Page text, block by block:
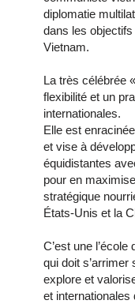
diplomatie
dans les
Vietnam.
La très célébrée
flexibilité et un
internationales.
Elle est
et vise à
équidistantes
pour en
stratégique
États-Unis et la
C’est une
qui doit s’arrimer
explore et
et